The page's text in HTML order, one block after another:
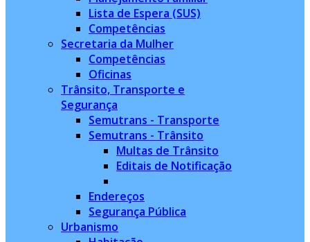
Lista de Espera (SUS)
Competências
Secretaria da Mulher
Competências
Oficinas
Trânsito, Transporte e
Segurança
Semutrans - Transporte
Semutrans - Trânsito
Multas de Trânsito
Editais de Notificação
Endereços
Segurança Pública
Urbanismo